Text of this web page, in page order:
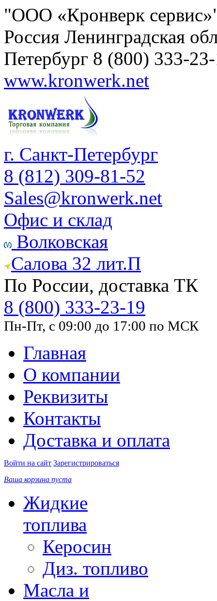
"ООО «Кронверк
Россия Ленинградская
Петербург 8 (800) 333-
www.kronwerk.net
г. Санкт-Петербург
8 (812) 309-81-52
Sales@kronwerk.net
Офис и склад
Волковская
Салова 32 лит.П
По России, доставка ТК
8 (800) 333-23-19
Пн-Пт, с 09:00 до 17:00 по МСК
Главная
О компании
Реквизиты
Контакты
Доставка и оплата
Войти на сайт Зарегистрироваться
Ваша корзина пуста
Жидкие
топлива
Керосин
Диз. топливо
Масла и